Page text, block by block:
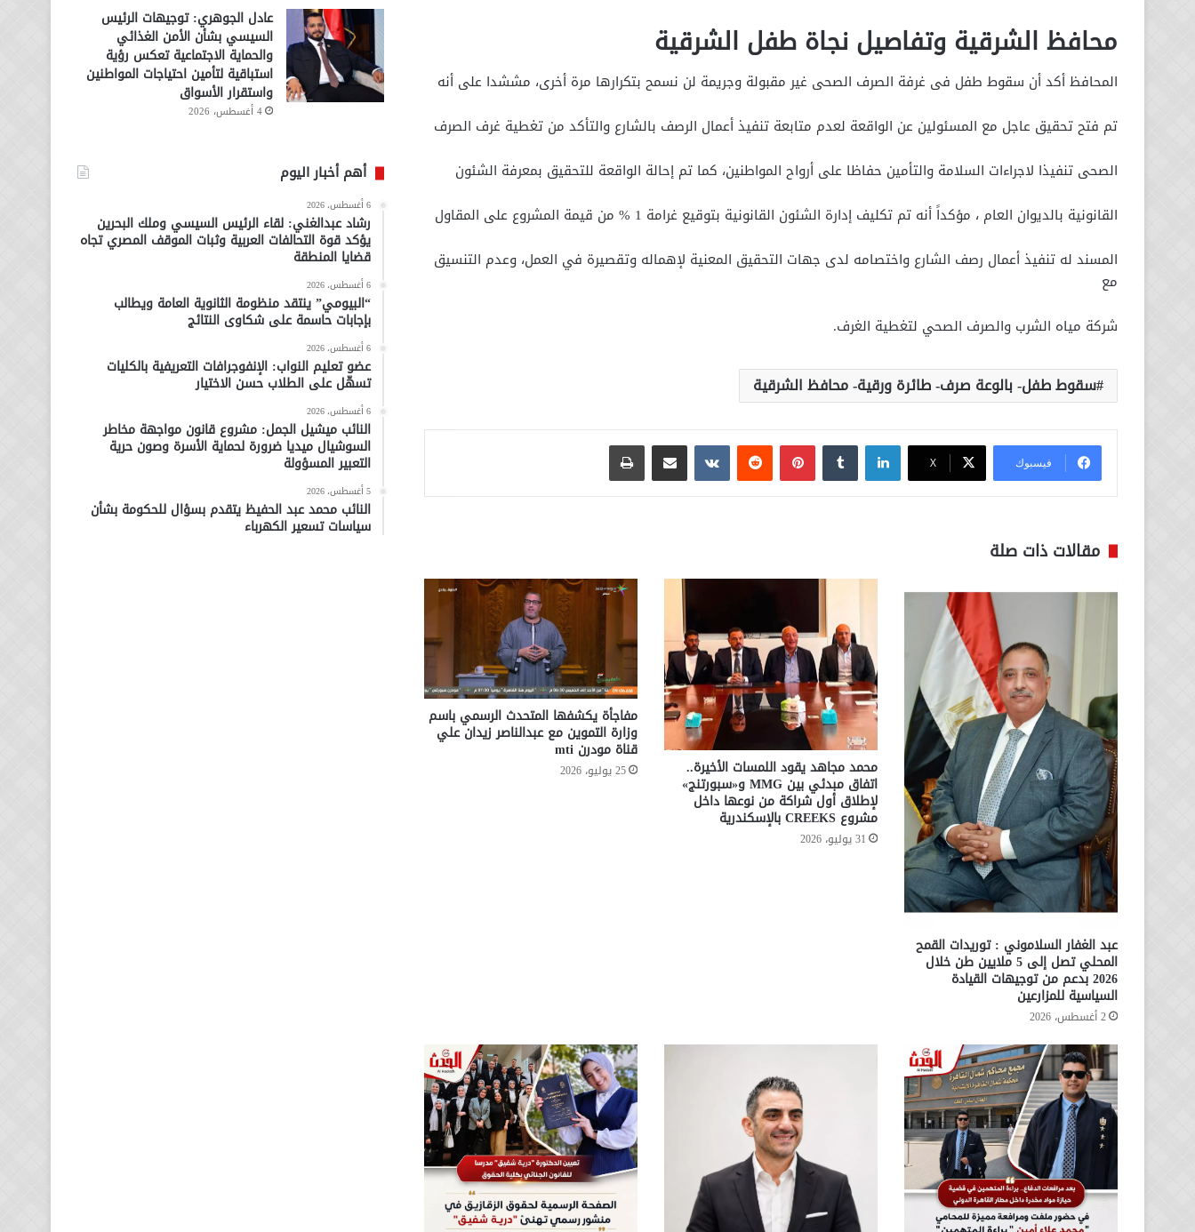
محافظ الشرقية وتفاصيل نجاة طفل الشرقية
المحافظ أكد أن سقوط طفل فى غرفة الصرف الصحى غير مقبولة وجريمة لن نسمح بتكرارها مرة أخرى، مششدا على أنه
تم فتح تحقيق عاجل مع المسئولين عن الواقعة لعدم متابعة تنفيذ أعمال الرصف بالشارع والتأكد من تغطية غرف الصرف
الصحى تنفيذا لاجراءات السلامة والتأمين حفاظا على أرواح المواطنين، كما تم إحالة الواقعة للتحقيق بمعرفة الشئون
القانونية بالديوان العام ، مؤكداً أنه تم تكليف إدارة الشئون القانونية بتوقيع غرامة 1 % من قيمة المشروع على المقاول
المسند له تنفيذ أعمال رصف الشارع واختصامه لدى جهات التحقيق المعنية لإهماله وتقصيرة في العمل، وعدم التنسيق
مع
شركة مياه الشرب والصرف الصحي لتغطية الغرف.
سقوط طفل- بالوعة صرف- طائرة ورقية- محافظ الشرقية
فيسبوك ‫X
لينكدإن بينتيريست مشاركة عبر البريد طباعة
مقالات ذات صلة
عبد الغفار السلاموني : توريدات القمح
المحلي تصل إلى 5 ملايين طن خلال
2026 بدعم من توجيهات القيادة
السياسية للمزارعين
2 أغسطس، 2026
محمد مجاهد يقود اللمسات الأخيرة..
اتفاق مبدئي بين MMG و«سبورتنج»
لإطلاق أول شراكة من نوعها داخل
مشروع CREEKS بالإسكندرية
31 يوليو، 2026
مفاجأة يكشفها المتحدث الرسمي باسم
وزارة التموين مع عبدالناصر زيدان علي
قناة مودرن mti
25 يوليو، 2026
عادل الجوهري: توجيهات الرئيس
السيسي بشأن الأمن الغذائي
والحماية الاجتماعية تعكس رؤية
استباقية لتأمين احتياجات المواطنين
واستقرار الأسواق
4 أغسطس، 2026
أهم أخبار اليوم
6 أغسطس، 2026
رشاد عبدالغني: لقاء الرئيس السيسي وملك البحرين
يؤكد قوة التحالفات العربية وثبات الموقف المصري تجاه
قضايا المنطقة
6 أغسطس، 2026
“البيومي” ينتقد منظومة الثانوية العامة ويطالب
بإجابات حاسمة على شكاوى النتائج
6 أغسطس، 2026
عضو تعليم النواب: الإنفوجرافات التعريفية بالكليات
تسهّل على الطلاب حسن الاختيار
6 أغسطس، 2026
النائب ميشيل الجمل: مشروع قانون مواجهة مخاطر
السوشيال ميديا ضرورة لحماية الأسرة وصون حرية
التعبير المسؤولة
5 أغسطس، 2026
النائب محمد عبد الحفيظ يتقدم بسؤال للحكومة بشأن
سياسات تسعير الكهرباء